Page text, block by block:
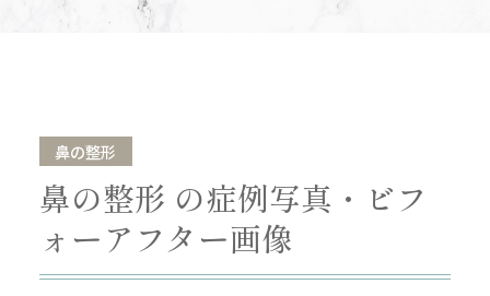
鼻の整形
鼻の整形 の症例写真・ビフ
ォーアフター画像